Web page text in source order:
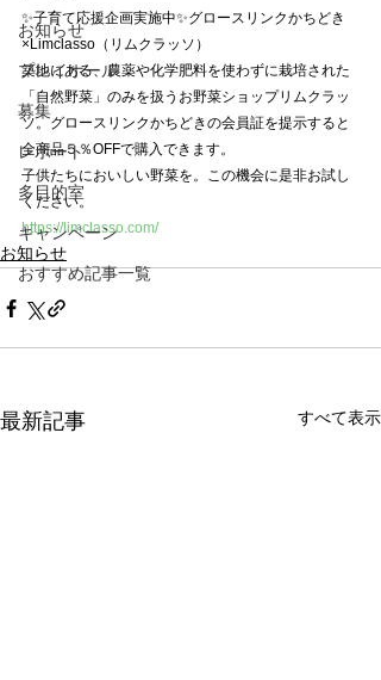
お知らせ
プレイホール
募集
レポート
多目的室
キャンペーン
おすすめ記事一覧
✨子育て応援企画実施中✨グロースリンクかちどき
×Limclasso（リムクラッソ）
築地にある、農薬や化学肥料を使わずに栽培された
「自然野菜」のみを扱うお野菜ショップリムクラッ
ソ。グロースリンクかちどきの会員証を提示すると
全商品５％OFFで購入できます。
子供たちにおいしい野菜を。この機会に是非お試し
ください。
https://limclasso.com/
お知らせ
最新記事 すべて表示